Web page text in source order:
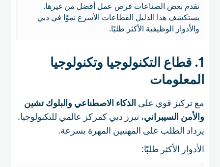
تقدم بعض الصناعات فرص عمل أفضل من غيرها.
يستكشف هذا الدليل القطاعات الأسرع نموًا في دبي
والأدوار الوظيفية الأكثر طلبًا.
1. قطاع التكنولوجيا وتكنولوجيا
المعلومات
مع تركيز قوي على الذكاء الاصطناعي والبلوك تشين
والأمن السيبراني، تبرز دبي كمركز عالمي للتكنولوجيا.
يزداد الطلب على المهنيين المهرة بسرعة.
الأدوار الأكثر طلبًا: